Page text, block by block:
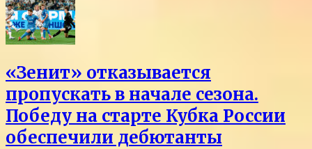
«Зенит» отказывается
пропускать в начале сезона.
Победу на старте Кубка России
обеспечили дебютанты